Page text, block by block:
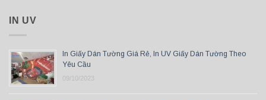
IN UV
In Giấy Dán Tường Giá Rẻ, In UV Giấy Dán Tường Theo
Yêu Cầu
09/10/2023